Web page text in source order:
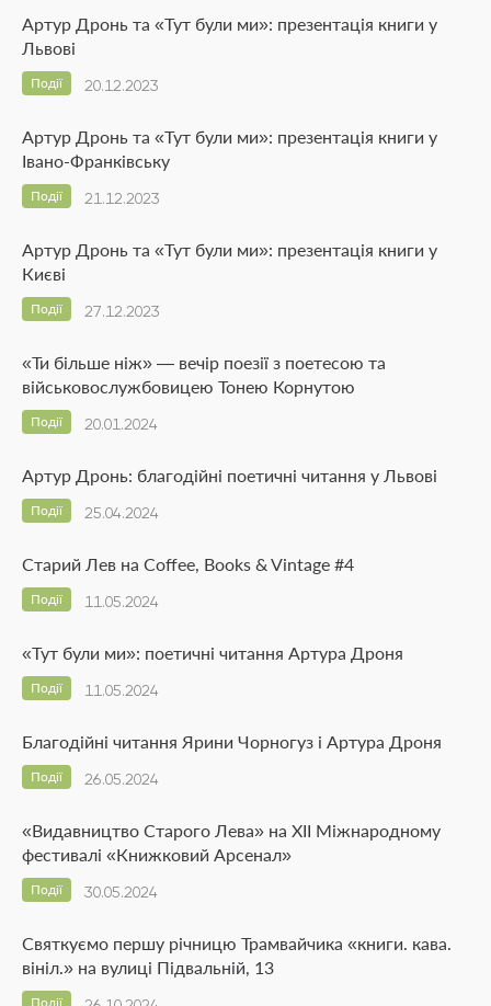
Артур Дронь та «Тут були ми»: презентація книги у
Львові
20.12.2023
Події
Артур Дронь та «Тут були ми»: презентація книги у
Івано-Франківську
21.12.2023
Події
Артур Дронь та «Тут були ми»: презентація книги у
Києві
27.12.2023
Події
«Ти більше ніж» — вечір поезії з поетесою та
військовослужбовицею Тонею Корнутою
20.01.2024
Події
Артур Дронь: благодійні поетичні читання у Львові
25.04.2024
Події
Старий Лев на Coffee, Books & Vintage #4
11.05.2024
Події
«Тут були ми»: поетичні читання Артура Дроня
11.05.2024
Події
Благодійні читання Ярини Чорногуз і Артура Дроня
26.05.2024
Події
«Видавництво Старого Лева» на ХІІ Міжнародному
фестивалі «Книжковий Арсенал»
30.05.2024
Події
Святкуємо першу річницю Трамвайчика «книги. кава.
вініл.» на вулиці Підвальній, 13
Події